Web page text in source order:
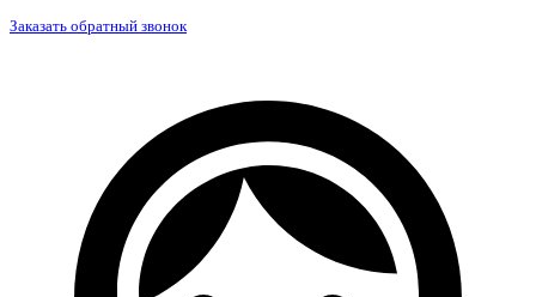
Заказать обратный звонок